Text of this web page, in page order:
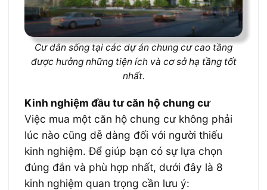
Cư dân sống tại các dự án chung cư cao tầng
được hưởng những tiện ích và cơ sở hạ tầng tốt
nhất.
Kinh nghiệm đầu tư căn hộ chung cư
Việc mua một căn hộ chung cư không phải
lúc nào cũng dễ dàng đối với người thiếu
kinh nghiệm. Để giúp bạn có sự lựa chọn
đúng đắn và phù hợp nhất, dưới đây là 8
kinh nghiệm quan trọng cần lưu ý: